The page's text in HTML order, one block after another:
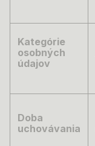
Kategórie
osobných
údajov
Doba
uchovávania